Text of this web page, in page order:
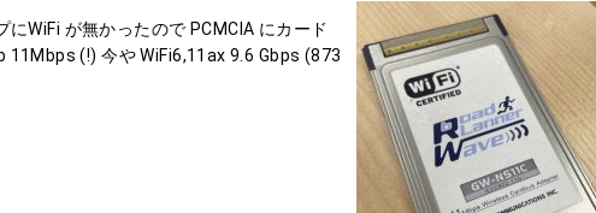
WiFi が無かったので PCMCIA にカード
11Mbps (!) 今や WiFi6,11ax 9.6 Gbps (873